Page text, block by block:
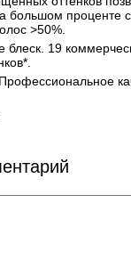
большом проценте
>50%.
19